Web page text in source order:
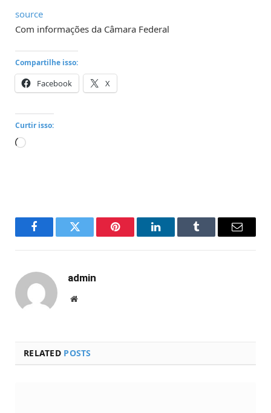
source
Com informações da Câmara Federal
Compartilhe isso:
Facebook X
Curtir isso:
Carregando...
FacebookTwitter Pinterest LinkedInTumblr Email
admin
Website
RELATED POSTS